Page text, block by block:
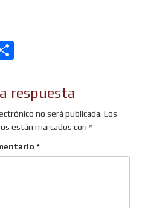
respuesta
no será publicada. Los
están marcados con *
*